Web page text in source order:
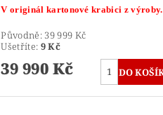
V originál kartonové krabici z výroby.
Původně: 39 999 Kč
Ušetříte: 9 Kč
39 990 Kč